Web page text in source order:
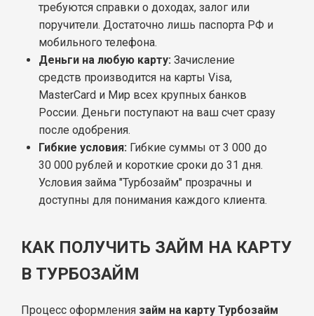
требуются справки о доходах, залог или
поручители. Достаточно лишь паспорта РФ и
мобильного телефона.
Деньги на любую карту: Зачисление
средств производится на карты Visa,
MasterCard и Мир всех крупных банков
России. Деньги поступают на ваш счет сразу
после одобрения.
Гибкие условия: Гибкие суммы от 3 000 до
30 000 рублей и короткие сроки до 31 дня.
Условия займа "Турбозайм" прозрачны и
доступны для понимания каждого клиента.
КАК ПОЛУЧИТЬ ЗАЙМ НА КАРТУ
В ТУРБОЗАЙМ
Процесс оформления займ на карту Турбозайм